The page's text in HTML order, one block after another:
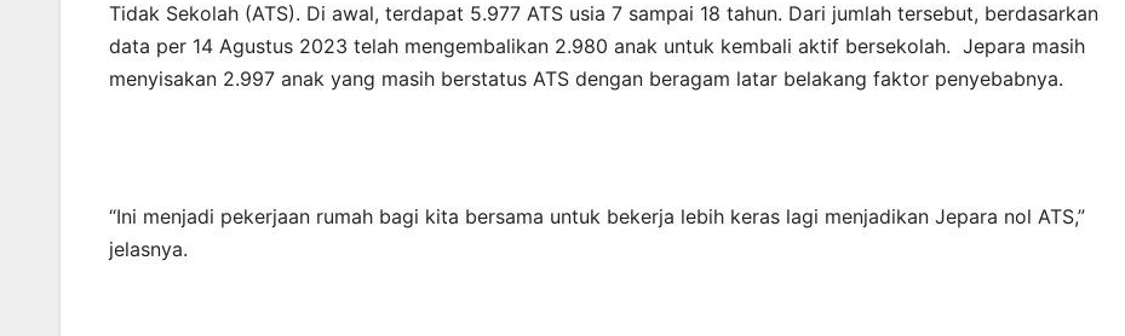
Tidak Sekolah (ATS). Di awal, terdapat 5.977 ATS usia 7 sampai 18 tahun. Dari jumlah tersebut, berdasarkan
data per 14 Agustus 2023 telah mengembalikan 2.980 anak untuk kembali aktif bersekolah. Jepara masih
menyisakan 2.997 anak yang masih berstatus ATS dengan beragam latar belakang faktor penyebabnya.
“Ini menjadi pekerjaan rumah bagi kita bersama untuk bekerja lebih keras lagi menjadikan Jepara nol ATS,”
jelasnya.